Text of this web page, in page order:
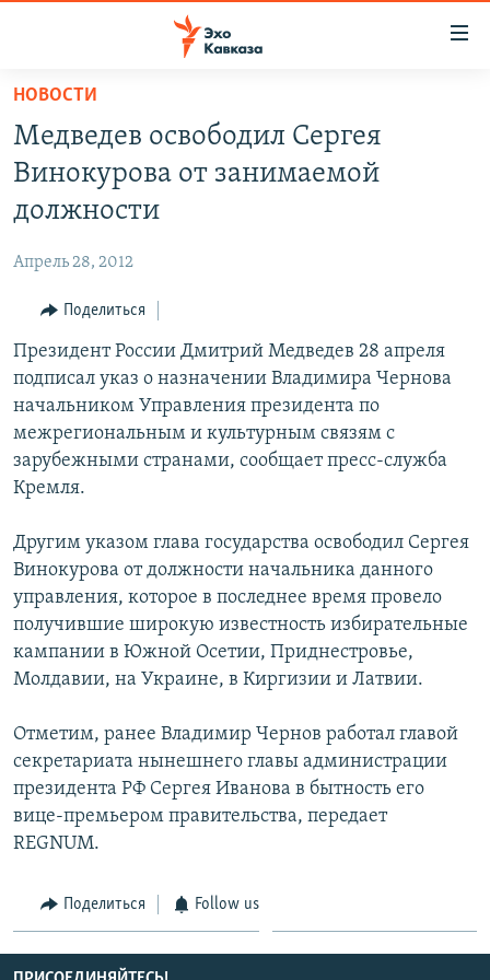
Вернуться
основному
содержанию
главной
навигации
Вернутся
поиску
ТБИЛИСИ
ВЕСЬ КАВКАЗ
СЕВЕРНЫЙ КАВКАЗ
АРМЕНИЯ
АЗЕРБАЙДЖАН
ТЕМЫ
ПОЛИТИКА
ЭКОНОМИКА
ОБЩЕСТВО
КУЛЬТУРА
МИР
РУБРИКИ
НЕКРУГЛЫЙ СТОЛ
ГОСТЬ НЕДЕЛИ
ПОЗИЦИЯ
ГОЛОСА
ЧИТАЕМ ПРЕССУ
МУЛЬТИМЕДИА
ВИДЕО
ФОТО
АУДИО
ПОДКАСТЫ
ПРИСОЕДИНЯЙТЕСЬ!
Все сайты РСЕ/РС
НОВОСТИ
Медведев освободил Сергея
Винокурова от занимаемой
должности
Апрель 28, 2012
Поделиться
Президент России Дмитрий Медведев 28 апреля
подписал указ о назначении Владимира Чернова
начальником Управления президента по
межрегиональным и культурным связям с
зарубежными странами, сообщает пресс-служба
Кремля.
Другим указом глава государства освободил Сергея
Винокурова от должности начальника данного
управления, которое в последнее время провело
получившие широкую известность избирательные
кампании в Южной Осетии, Приднестровье,
Молдавии, на Украине, в Киргизии и Латвии.
Отметим, ранее Владимир Чернов работал главой
секретариата нынешнего главы администрации
президента РФ Сергея Иванова в бытность его
вице-премьером правительства, передает
REGNUM.
Поделиться Follow us